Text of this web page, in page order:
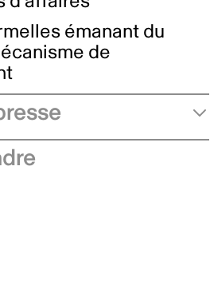
émanant du
de
de presse